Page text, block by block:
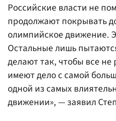
Российские власти не
продолжают покрывать
олимпийское движение.
Остальные лишь
делают так, чтобы все
имеют дело с самой
одной из самых
движении», — заявил